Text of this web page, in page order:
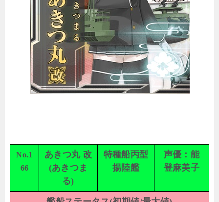
No.1
66
あきつ丸 改
(あきつま
る)
特種船丙型
揚陸艦
声優：能
登麻美子